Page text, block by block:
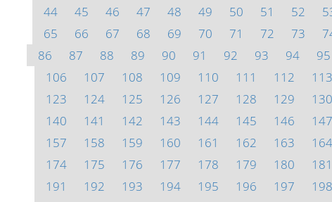
44
45 46 47 48 49 50 51 52
65
66 67 68 69 70 71 72 73
86
87 88 89 90 91 92 93 94 95
106
107 108 109 110 111 112 113
123
124 125 126 127 128 129 130
140
141 142 143 144 145 146 147
157
158 159 160 161 162 163 164
174
175 176 177 178 179 180 181
191
192 193 194 195 196 197 198